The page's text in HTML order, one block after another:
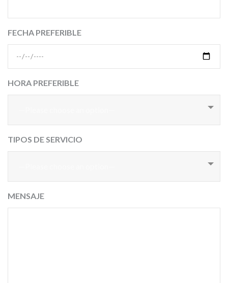
FECHA PREFERIBLE
HORA PREFERIBLE
TIPOS DE SERVICIO
MENSAJE